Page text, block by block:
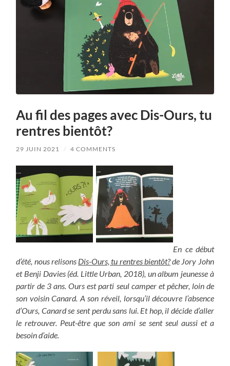
Au fil des pages avec Dis-Ours, tu
rentres bientôt?
29 JUIN 2021 / 4 COMMENTS
En ce début
d’été, nous relisons Dis-Ours, tu rentres bientôt?de Jory John
et Benji Davies (éd. Little Urban, 2018), un album jeunesse à
partir de 3 ans. Ours est parti seul camper et pêcher, loin de
son voisin Canard. A son réveil, lorsqu’il découvre l’absence
d’Ours, Canard se sent perdu sans lui. Et hop, il décide d’aller
le retrouver. Peut-être que son ami se sent seul aussi et a
besoin d’aide.